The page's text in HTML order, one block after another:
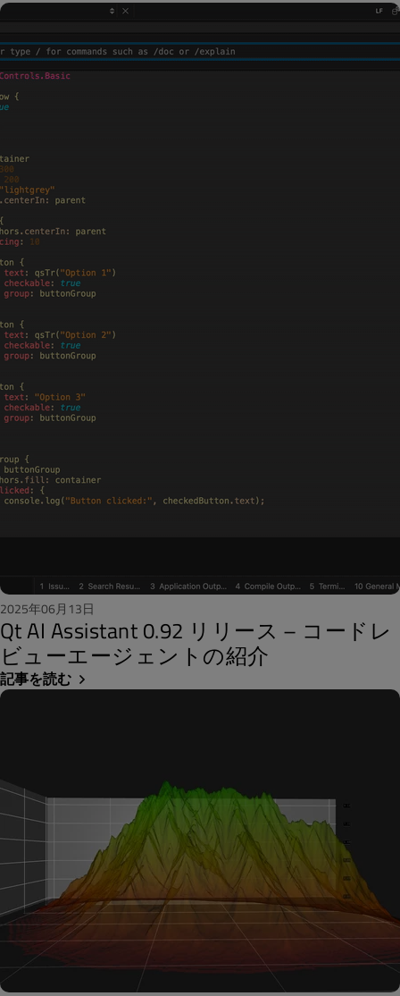
2025年06月13日
Qt AI Assistant 0.92 リリース – コードレ
ビューエージェントの紹介
記事を読む